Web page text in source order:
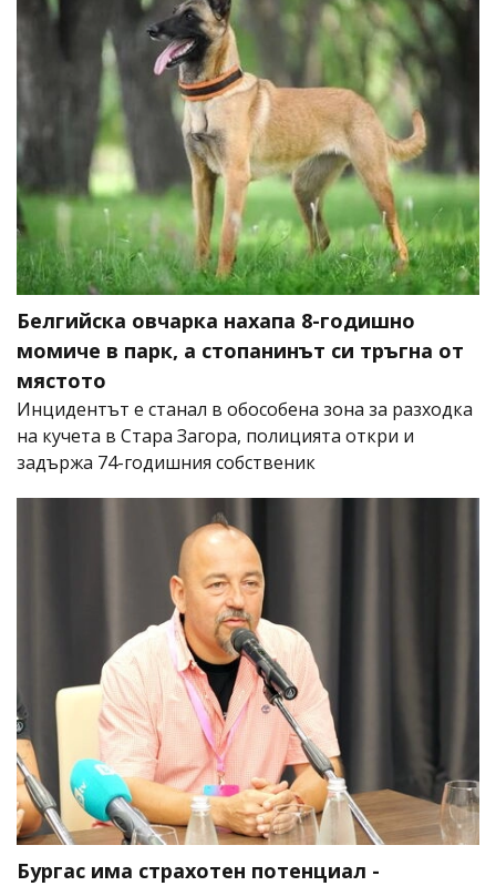
Белгийска овчарка нахапа 8-годишно
момиче в парк, а стопанинът си тръгна от
мястото
Инцидентът е станал в обособена зона за разходка
на кучета в Стара Загора, полицията откри и
задържа 74-годишния собственик
Бургас има страхотен потенциал -